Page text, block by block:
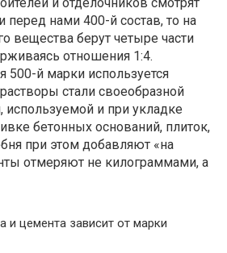
перед нами 400-й состав, то на
вещества берут четыре части
отношения 1:4.
500-й марки используется
стали своеобразной
используемой и при укладке
бетонных оснований, плиток,
при этом добавляют «на
отмеряют не килограммами, а